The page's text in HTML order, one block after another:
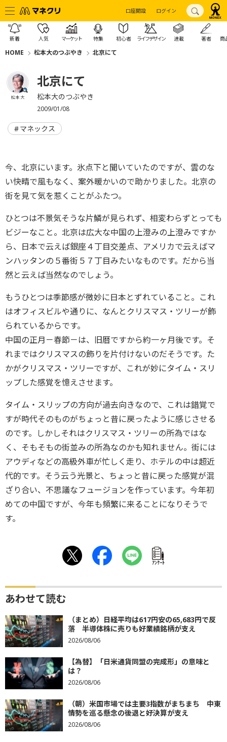
口座開設 ログイン
新着 人気 マーケット 特集 初心者 ライフデザイン 連載 著者 商
HOME 松本大のつぶやき 北京にて
松本 大
北京にて
松本大のつぶやき
2009/01/08
マネックス
今、北京にいます。氷点下と聞いていたのですが、雲のな
い快晴で風もなく、案外暖かいので助かりました。北京の
街を見て気を惹くことがふたつ。
ひとつは不景気そうな片鱗が見られず、相変わらずとっても
ビジーなこと。北京は広大な中国の上澄みの上澄みですか
ら、日本で云えば銀座４丁目交差点、アメリカで云えばマ
ンハッタンの５番街５７丁目みたいなものです。だから当
然と云えば当然なのでしょう。
もうひとつは季節感が微妙に日本とずれていること。これ
はオフィスビルや通りに、なんとクリスマス・ツリーが飾
られているからです。
中国の正月－春節－は、旧暦ですから約一ヶ月後です。そ
れまではクリスマスの飾りを片付けないのだそうです。た
かがクリスマス・ツリーですが、これが妙にタイム・スリ
ップした感覚を憶えさせます。
タイム・スリップの方向が過去向きなので、これは錯覚で
すが時代そのものがちょっと昔に戻ったように感じさせる
のです。しかしそれはクリスマス・ツリーの所為ではな
く、そもそもの街並みの所為なのかも知れません。街には
アウディなどの高級外車が忙しく走り、ホテルの中は超近
代的です。そう云う光景と、ちょっと昔に戻った感覚が混
ざり合い、不思議なフュージョンを作っています。今年初
めての中国ですが、今年も頻繁に来ることになりそうで
す。
ｱﾝｹｰﾄ
あわせて読む
（まとめ）日経平均は617円安の65,683円で反
落 半導体株に売りも好業績銘柄が支え
2026/08/06
【為替】「日米通貨同盟の完成形」の意味と
は？
2026/08/06
（朝）米国市場では主要3指数がまちまち 中東
情勢を巡る懸念の後退と好決算が支え
2026/08/06